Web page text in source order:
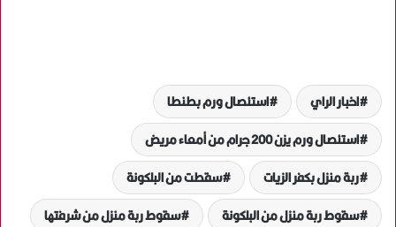
اخبار الراي
استئصال ورم بطنطا
استئصال ورم يزن 200 جرام من أمعاء مريض
ربة منزل بكفر الزيات
سقطت من البلكونة
سقوط ربة منزل من البلكونة
سقوط ربة منزل من شرفتها